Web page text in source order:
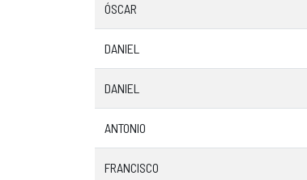
ÓSCAR
DANIEL
DANIEL
ANTONIO
FRANCISCO